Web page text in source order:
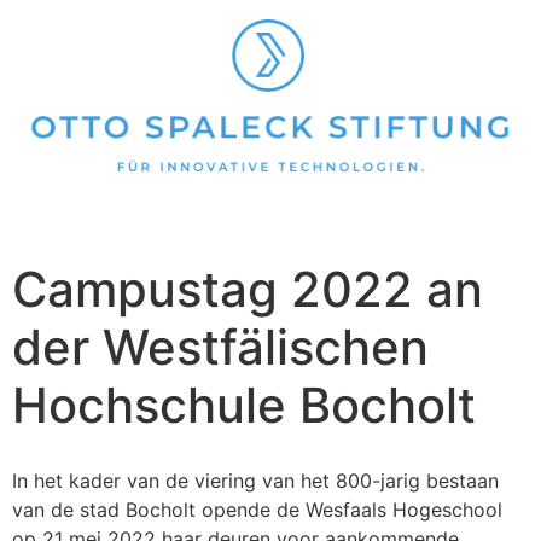
Campustag 2022 an
der Westfälischen
Hochschule Bocholt
In het kader van de viering van het 800-jarig bestaan
van de stad Bocholt opende de Wesfaals Hogeschool